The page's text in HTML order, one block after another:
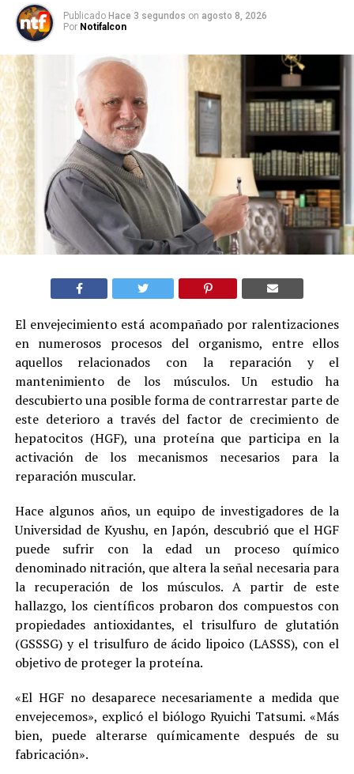
Publicado Hace 3 segundos on agosto 8, 2026
Por Notifalcon
El envejecimiento está acompañado por ralentizaciones
en numerosos procesos del organismo, entre ellos
aquellos relacionados con la reparación y el
mantenimiento de los músculos. Un estudio ha
descubierto una posible forma de contrarrestar parte de
este deterioro a través del factor de crecimiento de
hepatocitos (HGF), una proteína que participa en la
activación de los mecanismos necesarios para la
reparación muscular.
Hace algunos años, un equipo de investigadores de la
Universidad de Kyushu, en Japón, descubrió que el HGF
puede sufrir con la edad un proceso químico
denominado nitración, que altera la señal necesaria para
la recuperación de los músculos. A partir de este
hallazgo, los científicos probaron dos compuestos con
propiedades antioxidantes, el trisulfuro de glutatión
(GSSSG) y el trisulfuro de ácido lipoico (LASSS), con el
objetivo de proteger la proteína.
«El HGF no desaparece necesariamente a medida que
envejecemos», explicó el biólogo Ryuichi Tatsumi. «Más
bien, puede alterarse químicamente después de su
fabricación».